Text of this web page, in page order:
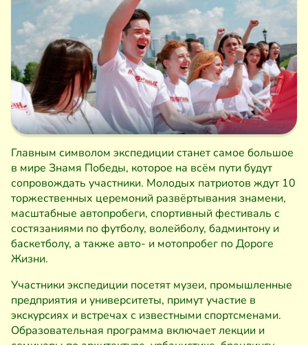
Главным символом экспедиции станет самое большое
в мире Знамя Победы, которое на всём пути будут
сопровождать участники. Молодых патриотов ждут 10
торжественных церемоний развёртывания знамени,
масштабные автопробеги, спортивный фестиваль с
состязаниями по футболу, волейболу, бадминтону и
баскетболу, а также авто- и мотопробег по Дороге
Жизни.
Участники экспедиции посетят музеи, промышленные
предприятия и университеты, примут участие в
экскурсиях и встречах с известными спортсменами.
Образовательная программа включает лекции и